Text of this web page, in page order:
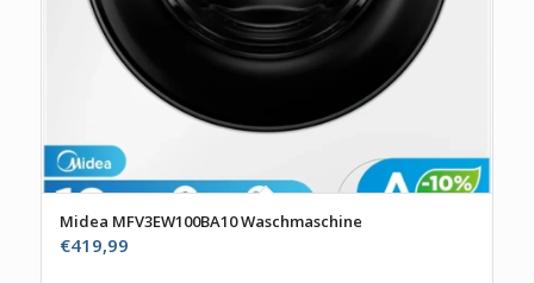
Midea MFV3EW100BA10 Waschmaschine
€419,99